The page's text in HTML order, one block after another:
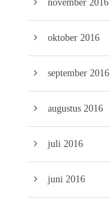
november 2016
oktober 2016
september 2016
augustus 2016
juli 2016
juni 2016